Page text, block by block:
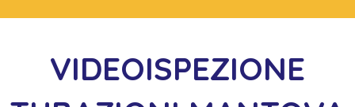
VIDEOISPEZIONE